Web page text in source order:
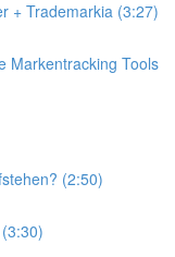
+ Trademarkia (3:27)
Markentracking Tools
(2:50)